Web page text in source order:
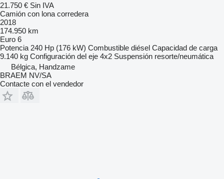
21.750 € Sin IVA
Camión con lona corredera
2018
174.950 km
Euro 6
Potencia 240 Hp (176 kW) Combustible diésel Capacidad de carga
9.140 kg Configuración del eje 4x2 Suspensión resorte/neumática
Bélgica, Handzame
BRAEM NV/SA
Contacte con el vendedor